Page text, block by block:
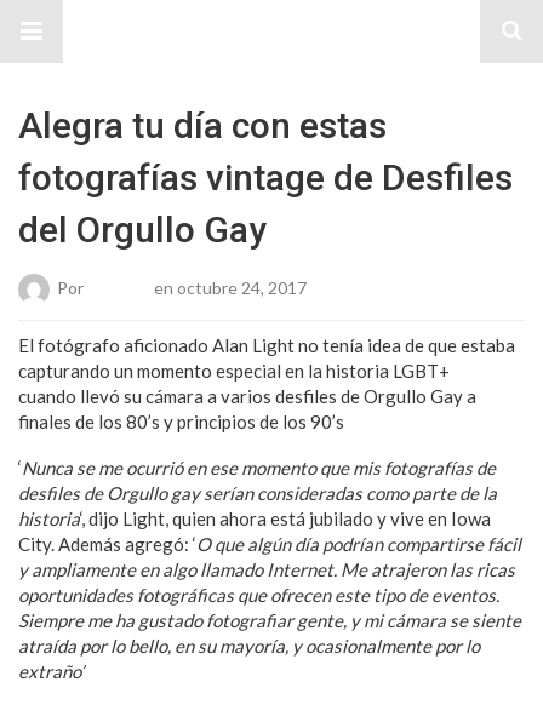
Alegra tu día con estas
fotografías vintage de Desfiles
del Orgullo Gay
Por en octubre 24, 2017
El fotógrafo aficionado Alan Light no tenía idea de que estaba
capturando un momento especial en la historia LGBT+
cuando llevó su cámara a varios desfiles de Orgullo Gay a
finales de los 80’s y principios de los 90’s
‘Nunca se me ocurrió en ese momento que mis fotografías de
desfiles de Orgullo gay serían consideradas como parte de la
historia‘, dijo Light, quien ahora está jubilado y vive en Iowa
City. Además agregó: ‘O que algún día podrían compartirse fácil
y ampliamente en algo llamado Internet. Me atrajeron las ricas
oportunidades fotográficas que ofrecen este tipo de eventos.
Siempre me ha gustado fotografiar gente, y mi cámara se siente
atraída por lo bello, en su mayoría, y ocasionalmente por lo
extraño’